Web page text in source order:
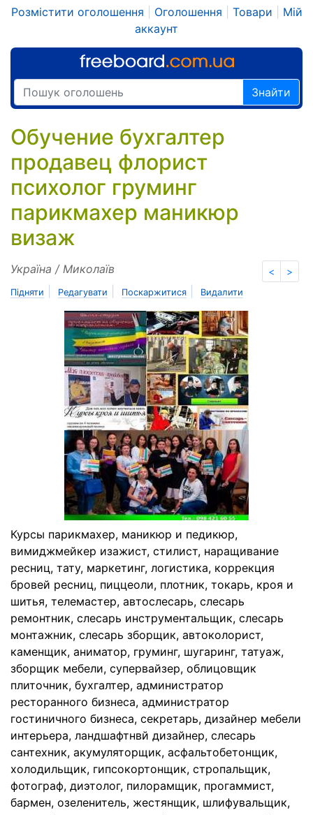
Розмістити оголошення Оголошення Товари
Мій
аккаунт
Знайти
Обучение бухгалтер
продавец флорист
психолог груминг
парикмахер маникюр
визаж
< >
Україна / Миколаїв
Підняти Редагувати Поскаржитися Видалити
Курсы парикмахер, маникюр и педикюр,
вимиджмейкер изажист, стилист, наращивание
ресниц, тату, маркетинг, логистика, коррекция
бровей ресниц, пиццеоли, плотник, токарь, кроя и
шитья, телемастер, автослесарь, слесарь
ремонтник, слесарь инструментальщик, слесарь
монтажник, слесарь зборщик, автоколорист,
каменщик, аниматор, груминг, шугаринг, татуаж,
зборщик мебели, супервайзер, облицовщик
плиточник, бухгалтер, администратор
ресторанного бизнеса, администратор
гостиничного бизнеса, секретарь, дизайнер мебели
интерьера, ландшафтнвй дизайнер, слесарь
сантехник, акумуляторщик, асфальтобетонщик,
холодильщик, гипсокортонщик, стропальщик,
фотограф, диэтолог, пилорамщик, прогаммист,
бармен, озеленитель, жестянщик, шлифувальщик,